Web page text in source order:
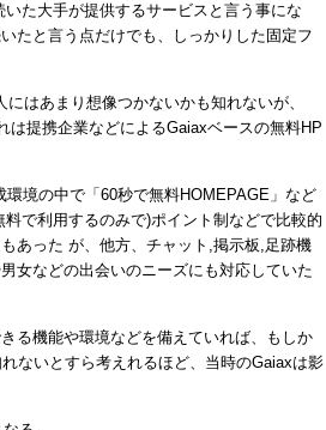
た大手が提供するサービスと言う事にな
たと言う点だけでも、しっかりした固定フ
はあまり想像つかないかも知れないが、
は提携企業などによるGaiaxベースの無料HP
境の中で「60秒で無料HOMEPAGE」など
で利用するのみで)ポイント制などで比較的
あった が、他方、チャット,掲示板,足跡機
女などの出会いのニーズにも対応していた
る機能や環境などを備えていれば、もしか
ないとすら考えれるほど、当時のGaiaxは影